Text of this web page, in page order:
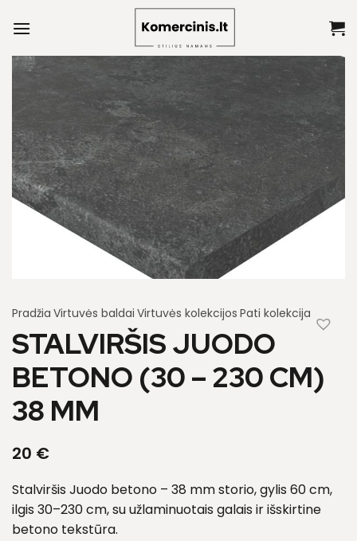
Pradžia Virtuvės baldai Virtuvės kolekcijos Pati kolekcija
STALVIRŠIS JUODO
BETONO (30 – 230 CM)
38 MM
20 €
Stalviršis Juodo betono – 38 mm storio, gylis 60 cm,
ilgis 30–230 cm, su užlaminuotais galais ir išskirtine
betono tekstūra.